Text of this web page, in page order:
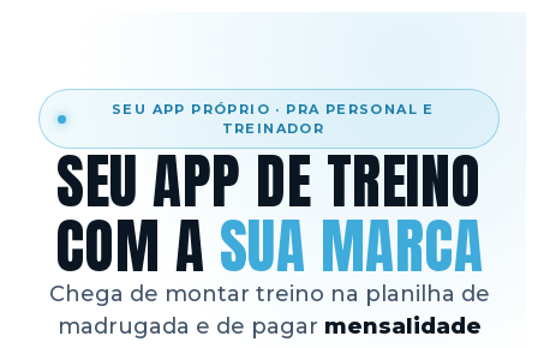
SEU APP PRÓPRIO · PRA PERSONAL E
TREINADOR
SEU APP DE TREINO
COM ASUA MARCA
Chega de montar treino na planilha de
madrugada e de pagar mensalidade